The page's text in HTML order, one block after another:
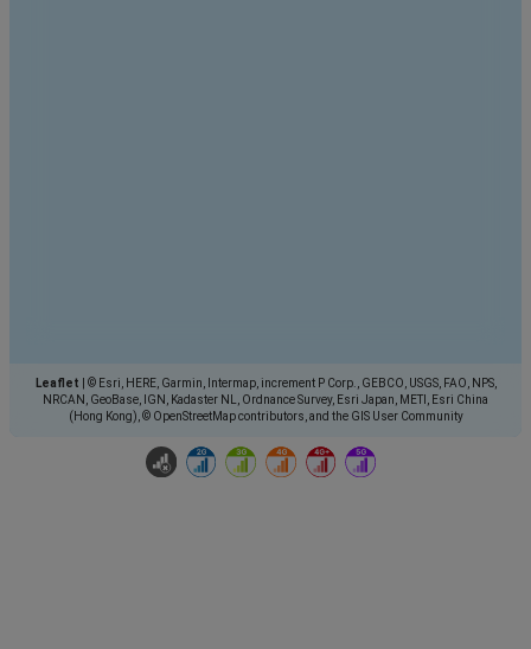
Leaflet
© Esri, HERE, Garmin, Intermap, increment P Corp., GEBCO, USGS, FAO, NPS,
NRCAN, GeoBase, IGN, Kadaster NL, Ordnance Survey, Esri Japan, METI, Esri China
(Hong Kong), © OpenStreetMap contributors, and the GIS User Community